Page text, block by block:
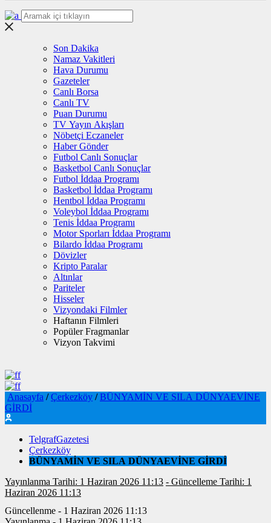
Son Dakika
Namaz Vakitleri
Hava Durumu
Gazeteler
Canlı Borsa
Canlı TV
Puan Durumu
TV Yayın Akışları
Nöbetçi Eczaneler
Haber Gönder
Futbol Canlı Sonuçlar
Basketbol Canlı Sonuçlar
Futbol İddaa Programı
Basketbol İddaa Programı
Hentbol İddaa Programı
Voleybol İddaa Programı
Tenis İddaa Programı
Motor Sporları İddaa Programı
Bilardo İddaa Programı
Dövizler
Kripto Paralar
Altınlar
Pariteler
Hisseler
Vizyondaki Filmler
Haftanın Filmleri
Popüler Fragmanlar
Vizyon Takvimi
Anasayfa / Çerkezköy / BÜNYAMİN VE SILA DÜNYAEVİNE
GİRDİ
TelgrafGazetesi
Çerkezköy
BÜNYAMİN VE SILA DÜNYAEVİNE GİRDİ
Yayınlanma Tarihi: 1 Haziran 2026 11:13 - Güncelleme Tarihi: 1
Haziran 2026 11:13
Güncellenme - 1 Haziran 2026 11:13